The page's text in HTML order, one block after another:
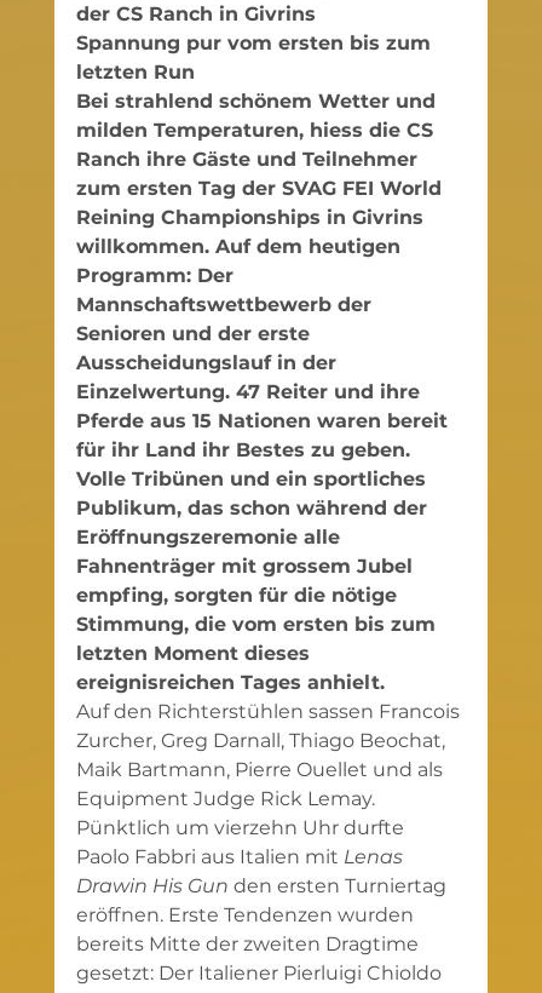
der CS Ranch in Givrins
Spannung pur vom ersten bis zum
letzten Run
Bei strahlend schönem Wetter und
milden Temperaturen, hiess die CS
Ranch ihre Gäste und Teilnehmer
zum ersten Tag der SVAG FEI World
Reining Championships in Givrins
willkommen. Auf dem heutigen
Programm: Der
Mannschaftswettbewerb der
Senioren und der erste
Ausscheidungslauf in der
Einzelwertung. 47 Reiter und ihre
Pferde aus 15 Nationen waren bereit
für ihr Land ihr Bestes zu geben.
Volle Tribünen und ein sportliches
Publikum, das schon während der
Eröffnungszeremonie alle
Fahnenträger mit grossem Jubel
empfing, sorgten für die nötige
Stimmung, die vom ersten bis zum
letzten Moment dieses
ereignisreichen Tages anhielt.
Auf den Richterstühlen sassen Francois
Zurcher, Greg Darnall, Thiago Beochat,
Maik Bartmann, Pierre Ouellet und als
Equipment Judge Rick Lemay.
Pünktlich um vierzehn Uhr durfte
Paolo Fabbri aus Italien mit Lenas
Drawin His Gun den ersten Turniertag
eröffnen. Erste Tendenzen wurden
bereits Mitte der zweiten Dragtime
gesetzt: Der Italiener Pierluigi Chioldo